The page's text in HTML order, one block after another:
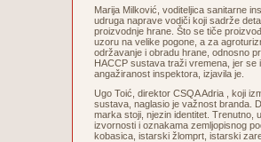
Marija Milković, voditeljica sanitarne
udruga naprave vodiči koji sadrže
proizvodnje hrane. Što se tiče
uzoru na velike pogone, a za
održavanje i obradu hrane, odnosno
HACCP sustava traži vremena, jer se
angažiranost inspektora, izjavila je.
Ugo Toić, direktor CSQA Adria , koji
sustava, naglasio je važnost branda.
marka stoji, njezin identitet. Trenutno,
izvornosti i oznakama zemljopisnog
kobasica, istarski žlomprt, istarski